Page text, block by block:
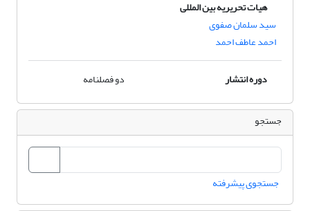
هیات تحریریه بین المللی
سید سلمان صفوی
احمد عاطف احمد
دوره انتشار
دو فصلنامه
جستجو
جستجوی پیشرفته